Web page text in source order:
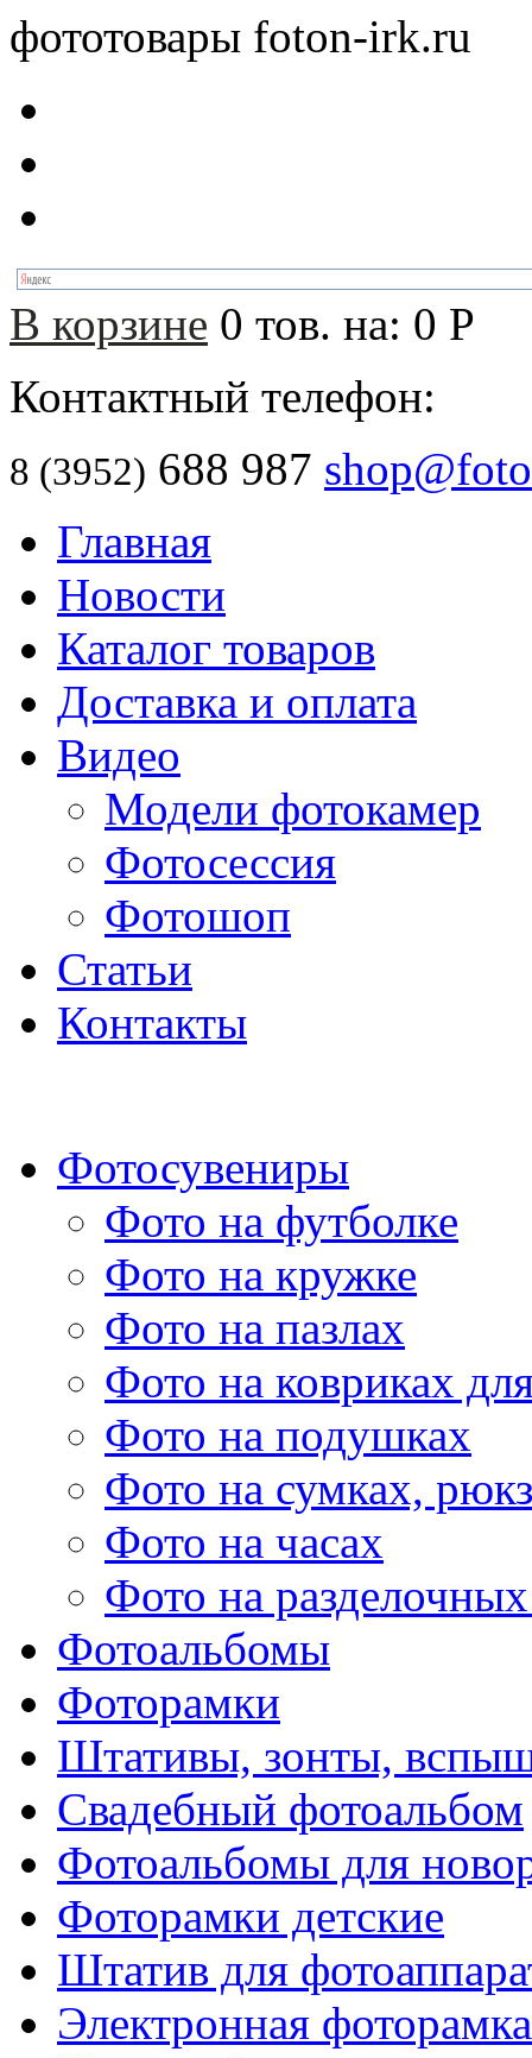
фототовары foton-irk.ru
В корзине 0 тов. на: 0 Р
Контактный телефон:
8 (3952) 688 987
Главная
Новости
Каталог товаров
Доставка и оплата
Видео
Модели фотокамер
Фотосессия
Фотошоп
Статьи
Контакты
Фотосувениры
Фото на футболке
Фото на кружке
Фото на пазлах
Фото на ковриках
Фото на подушках
Фото на сумках,
Фото на часах
Фото на
Фотоальбомы
Фоторамки
Штативы, зонты,
Свадебный фотоальбом
Фотоальбомы для
Фоторамки детские
Штатив для
Электронная фоторамка